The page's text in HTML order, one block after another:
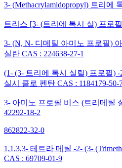
3- (Methacrylamidopropyl) 트리에
트리스 [3- (트리에 톡시 실) 프로
3- (N, N- 디메틸 아미노 프로필)
실란 CAS : 224638-27-1
(1- (3- 트리에 톡시 실릴) 프로필)
실시 클로 펜탄 CAS : 1184179-50-
3- 아미노 프로필 비스 (트리메틸
42292-18-2
862822-32-0
1,1,3,3- 테트라 메틸 -2- (3-
CAS : 69709-01-9